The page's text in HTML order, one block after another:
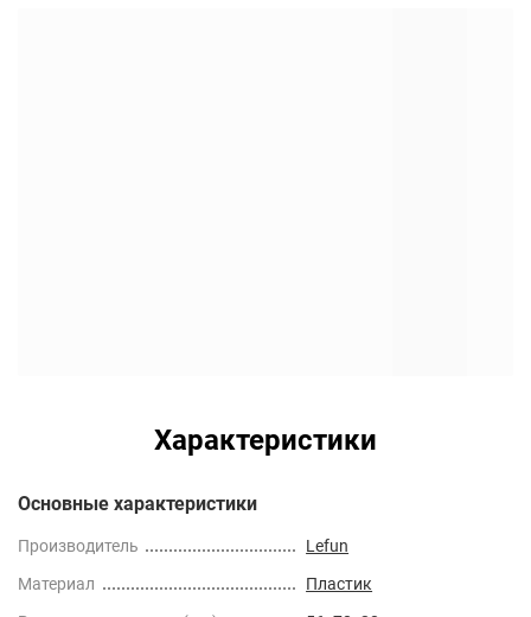
Характеристики
Основные характеристики
Производитель
Lefun
Материал
Пластик